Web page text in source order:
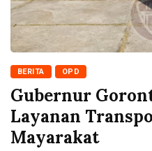
BERITA OPD
Gubernur
Layanan
Mayarakat